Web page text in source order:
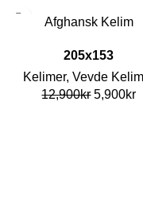
Afghansk Kelim
205x153
Kelimer, Vevde
12,900kr 5,900kr